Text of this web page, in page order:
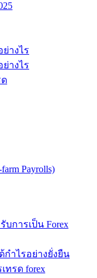
างไร
ย่างไร
Payrolls)
การเป็น Forex
กำไรอย่างยั่งยืน
รด forex